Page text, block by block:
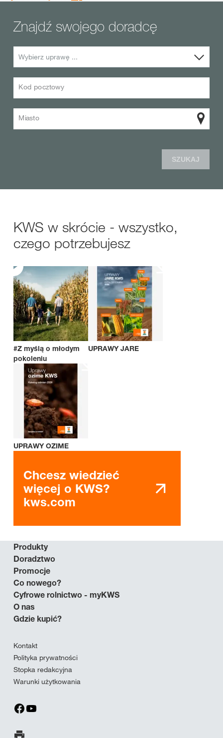
Znajdź swojego doradcę
Wybierz uprawę ...
Kod pocztowy
Miasto
SZUKAJ
KWS w skrócie - wszystko,
czego potrzebujesz
#Z myślą o młodym
pokoleniu
UPRAWY JARE
UPRAWY OZIME
Chcesz wiedzieć
więcej o KWS?
kws.com
Produkty
Doradztwo
Promocje
Co nowego?
Cyfrowe rolnictwo - myKWS
O nas
Gdzie kupić?
Kontakt
Polityka prywatności
Stopka redakcyjna
Warunki użytkowania
Wydrukuj stronę